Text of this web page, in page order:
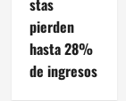
pierden
hasta 28%
de ingresos